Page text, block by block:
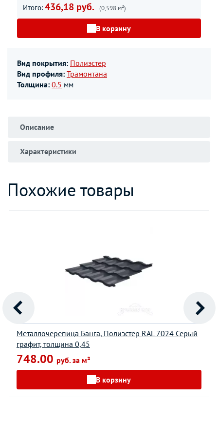
Итого: 436,18 руб. (0,598 м²)
В корзину
Вид покрытия: Полиэстер
Вид профиля: Трамонтана
Толщина: 0.5 мм
Описание
Характеристики
Похожие товары
Металлочерепица Банга, Полиэстер RAL 7024 Серый
графит, толщина 0,45
748.00 руб. за м²
В корзину